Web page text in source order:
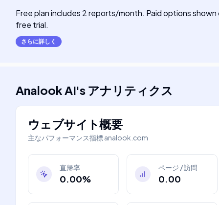
Free plan includes 2 reports/month. Paid options
free trial.
さらに詳しく
Analook AI's アナリティクス
ウェブサイト概要
主なパフォーマンス指標analook.com
直帰率
0.00%
ページ / 訪問
0.00